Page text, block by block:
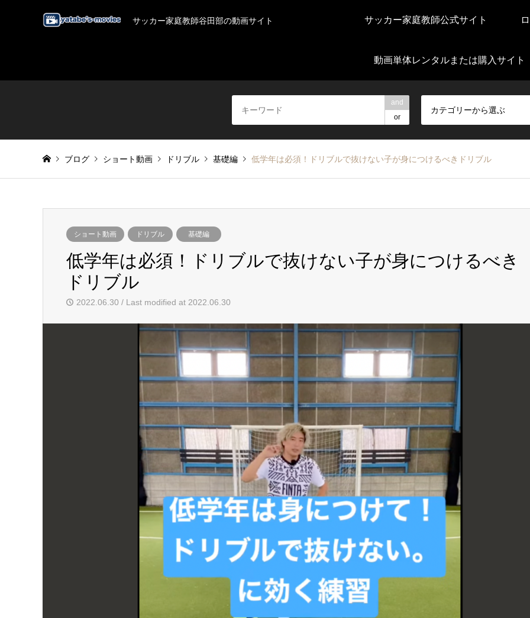
サッカー家庭教師谷田部の動画サイト サッカー家庭教師公式サイト
動画単体レンタルまたは購入サイト
and
or
カテゴリーから選ぶ
ブログ ショート動画 ドリブル 基礎編 低学年は必須！ドリブルで抜けない子が身につけるべきドリブル
ショート動画 ドリブル 基礎編
低学年は必須！ドリブルで抜けない子が身につけるべき
ドリブル
2022.06.30 / Last modified at 2022.06.30